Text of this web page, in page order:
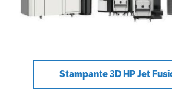
Stampante 3D HP Jet